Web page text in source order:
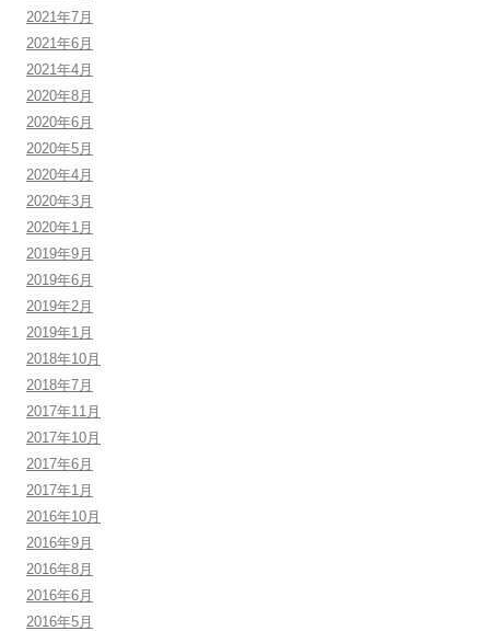
2021年7月
2021年6月
2021年4月
2020年8月
2020年6月
2020年5月
2020年4月
2020年3月
2020年1月
2019年9月
2019年6月
2019年2月
2019年1月
2018年10月
2018年7月
2017年11月
2017年10月
2017年6月
2017年1月
2016年10月
2016年9月
2016年8月
2016年6月
2016年5月